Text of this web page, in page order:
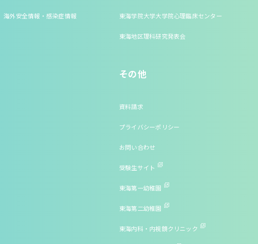
海外安全情報・感染症情報 東海学院大学大学院心理臨床センター
東海地区理科研究発表会
その他
資料請求
プライバシーポリシー
お問い合わせ
受験生サイト
東海第一幼稚園
東海第二幼稚園
東海内科・内視鏡クリニック